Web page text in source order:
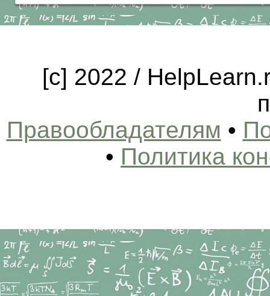
[c] 2022 /
Правообладателям •
• Политика